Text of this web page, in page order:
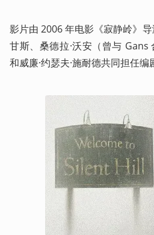
影片由 2006 年电影《寂静岭》导
甘斯、桑德拉·沃安（曾与 Gans
和威廉·约瑟夫·施耐德共同担任编